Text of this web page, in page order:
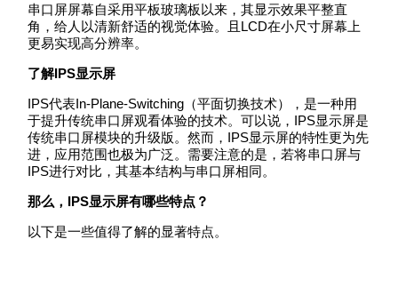
串口屏屏幕自采用平板玻璃板以来，其显示效果平整直
角，给人以清新舒适的视觉体验。且LCD在小尺寸屏幕上
更易实现高分辨率。
了解IPS显示屏
IPS代表In-Plane-Switching（平面切换技术），是一种用
于提升传统串口屏观看体验的技术。可以说，IPS显示屏是
传统串口屏模块的升级版。然而，IPS显示屏的特性更为先
进，应用范围也极为广泛。需要注意的是，若将串口屏与
IPS进行对比，其基本结构与串口屏相同。
那么，IPS显示屏有哪些特点？
以下是一些值得了解的显著特点。